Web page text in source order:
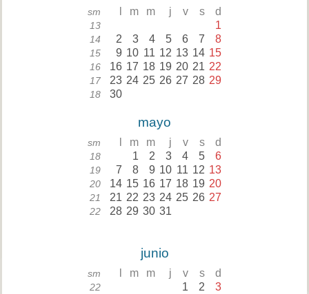
sm m m j v s d
13 1
14 2 3 4 5 6 7 8
15 9 10 11 12 13 14 15
16 16 17 18 19 20 21 22
17 23 24 25 26 27 28 29
18 30
mayo
sm m m j v s d
18 1 2 3 4 5 6
19 7 8 9 10 11 12 13
20 14 15 16 17 18 19 20
21 21 22 23 24 25 26 27
22 28 29 30 31
junio
sm m m j v s d
22 1 2 3